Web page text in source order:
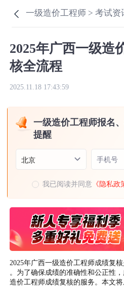
一级造价工程师 >考试资
2025年广西一级造
核全流程
2025.11.18 17:43:59
一级造价工程师报名
提醒
北京 手机号
我已阅读并同意 《隐私政
2025年广西一级造价工程师成绩复
。为了确保成绩的准确性和公正性
造价工程师成绩复核的服务。本文